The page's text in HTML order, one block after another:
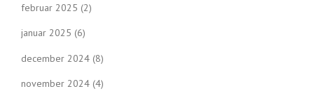
februar 2025 (2)
januar 2025 (6)
december 2024 (8)
november 2024 (4)